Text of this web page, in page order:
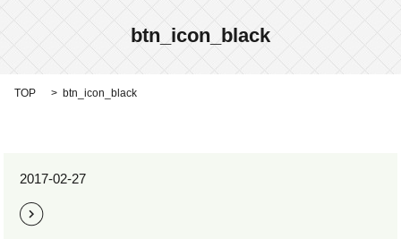
btn_icon_black
TOP btn_icon_black
2017-02-27